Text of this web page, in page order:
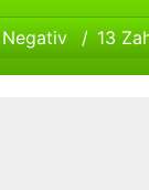
13